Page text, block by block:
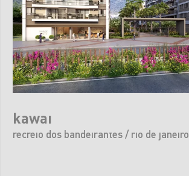
kawai
recreio dos bandeirantes / rio de janeiro